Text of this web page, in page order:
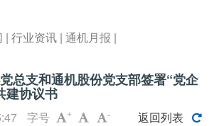
| 行业资讯 | 通机月报 |
总支和通机股份党支部签署“党企
建协议书
字号 + - 返回列表